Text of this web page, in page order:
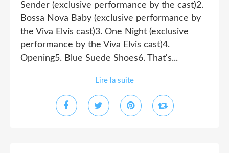
Sender (exclusive performance by the cast)2.
Bossa Nova Baby (exclusive performance by
the Viva Elvis cast)3. One Night (exclusive
performance by the Viva Elvis cast)4.
Opening5. Blue Suede Shoes6. That's...
Lire la suite